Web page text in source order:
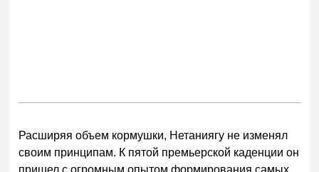
Расширяя объем кормушки, Нетаниягу не изменял
своим принципам. К пятой премьерской каденции он